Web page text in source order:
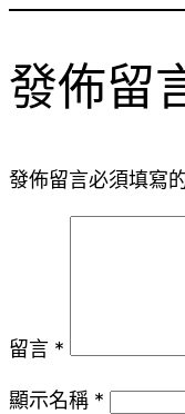
發佈留
發佈留言必須填寫
留言 *
顯示名稱 *